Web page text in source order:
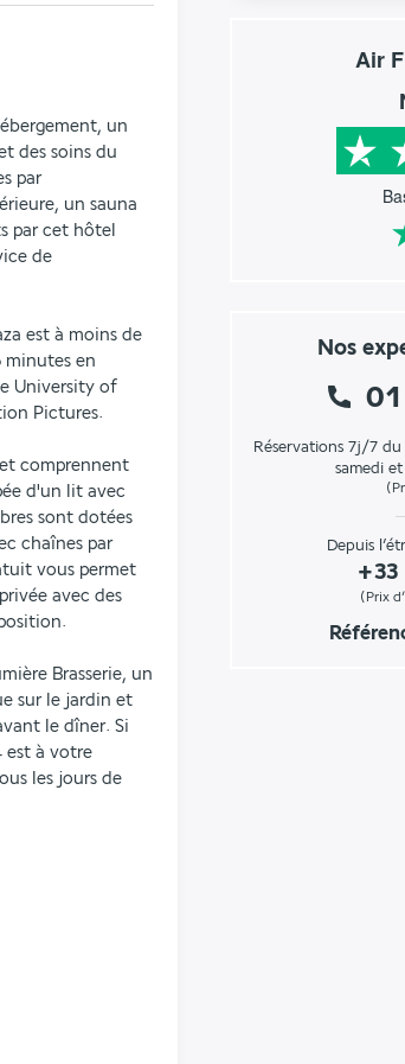
Air
Nos
Réservations 7j/7
samedi
Depuis
+33
(Prix
un
des soins du
par
un sauna
par cet hôtel
de
est à moins de
minutes en
University of
Pictures.
comprennent
d'un lit avec
sont dotées
chaînes par
vous permet
avec des
Brasserie, un
sur le jardin et
le dîner. Si
est à votre
les jours de